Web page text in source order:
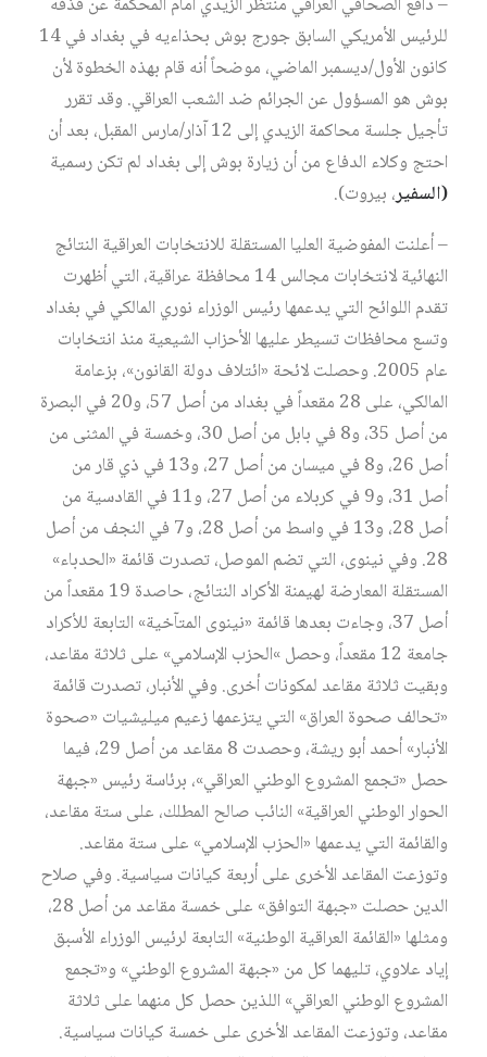
للرئيس الأمريكي السابق جورج بوش بحذاءيه في بغداد في 14
كانون الأول/ديسمبر الماضي، موضحاً أنه قام بهذه الخطوة لأن
بوش هو المسؤول عن الجرائم ضد الشعب العراقي. وقد تقرر
تأجيل جلسة محاكمة الزيدي إلى 12 آذار/مارس المقبل، بعد أن
احتج وكلاء الدفاع من أن زيارة بوش إلى بغداد لم تكن رسمية
(السفير، بيروت).
– أعلنت المفوضية العليا المستقلة للانتخابات العراقية النتائج
النهائية لانتخابات مجالس 14 محافظة عراقية، التي أظهرت
تقدم اللوائح التي يدعمها رئيس الوزراء نوري المالكي في بغداد
وتسع محافظات تسيطر عليها الأحزاب الشيعية منذ انتخابات
عام 2005. وحصلت لائحة «ائتلاف دولة القانون»، بزعامة
المالكي، على 28 مقعداً في بغداد من أصل 57، و20 في البصرة
من أصل 35، و8 في بابل من أصل 30، وخمسة في المثنى من
أصل 26، و8 في ميسان من أصل 27، و13 في ذي قار من
أصل 31، و9 في كربلاء من أصل 27، و11 في القادسية من
أصل 28، و13 في واسط من أصل 28، و7 في النجف من أصل
28. وفي نينوى، التي تضم الموصل، تصدرت قائمة «الحدباء»
المستقلة المعارضة لهيمنة الأكراد النتائج، حاصدة 19 مقعداً من
أصل 37، وجاءت بعدها قائمة «نينوى المتآخية» التابعة للأكراد
جامعة 12 مقعداً، وحصل »الحزب الإسلامي» على ثلاثة مقاعد،
وبقيت ثلاثة مقاعد لمكونات أخرى. وفي الأنبار، تصدرت قائمة
«تحالف صحوة العراق» التي يتزعمها زعيم ميليشيات «صحوة
الأنبار» أحمد أبو ريشة، وحصدت 8 مقاعد من أصل 29، فيما
حصل «تجمع المشروع الوطني العراقي»، برئاسة رئيس «جبهة
الحوار الوطني العراقية» النائب صالح المطلك، على ستة مقاعد،
والقائمة التي يدعمها «الحزب الإسلامي» على ستة مقاعد.
وتوزعت المقاعد الأخرى على أربعة كيانات سياسية. وفي صلاح
الدين حصلت «جبهة التوافق» على خمسة مقاعد من أصل 28،
ومثلها «القائمة العراقية الوطنية» التابعة لرئيس الوزراء الأسبق
إياد علاوي، تليهما كل من «جبهة المشروع الوطني» و«تجمع
المشروع الوطني العراقي» اللذين حصل كل منهما على ثلاثة
مقاعد، وتوزعت المقاعد الأخرى على خمسة كيانات سياسية.